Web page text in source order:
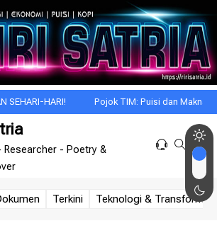
Pojok TIM: Puisi dan Makna Sebuah
Researcher - Poetry &
Terkini Teknologi &